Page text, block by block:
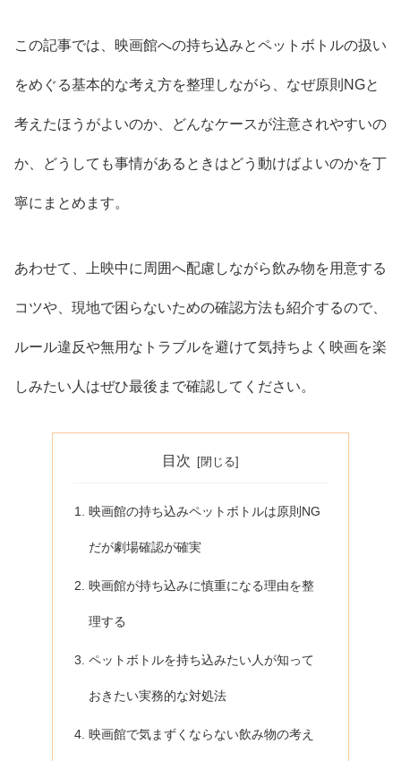
この記事では、映画館への持ち込みとペットボトルの扱い
をめぐる基本的な考え方を整理しながら、なぜ原則NGと
考えたほうがよいのか、どんなケースが注意されやすいの
か、どうしても事情があるときはどう動けばよいのかを丁
寧にまとめます。
あわせて、上映中に周囲へ配慮しながら飲み物を用意する
コツや、現地で困らないための確認方法も紹介するので、
ルール違反や無用なトラブルを避けて気持ちよく映画を楽
しみたい人はぜひ最後まで確認してください。
目次
映画館の持ち込みペットボトルは原則NG
だが劇場確認が確実
映画館が持ち込みに慎重になる理由を整
理する
ペットボトルを持ち込みたい人が知って
おきたい実務的な対処法
映画館で気まずくならない飲み物の考え